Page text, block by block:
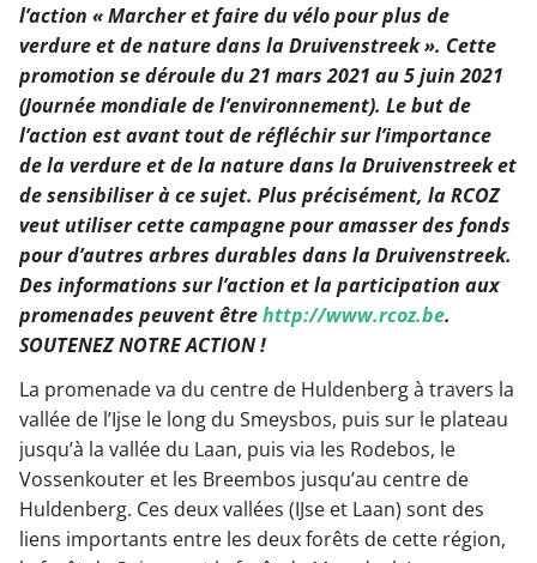
l’action « Marcher et faire du vélo pour plus de
verdure et de nature dans la Druivenstreek ». Cette
promotion se déroule du 21 mars 2021 au 5 juin 2021
(Journée mondiale de l’environnement). Le but de
l’action est avant tout de réfléchir sur l’importance
de la verdure et de la nature dans la Druivenstreek et
de sensibiliser à ce sujet. Plus précisément, la RCOZ
veut utiliser cette campagne pour amasser des fonds
pour d’autres arbres durables dans la Druivenstreek.
Des informations sur l’action et la participation aux
promenades peuvent êtrehttp://www.rcoz.be.
SOUTENEZ NOTRE ACTION !
La promenade va du centre de Huldenberg à travers la
vallée de l’Ijse le long du Smeysbos, puis sur le plateau
jusqu’à la vallée du Laan, puis via les Rodebos, le
Vossenkouter et les Breembos jusqu’au centre de
Huldenberg. Ces deux vallées (IJse et Laan) sont des
liens importants entre les deux forêts de cette région,